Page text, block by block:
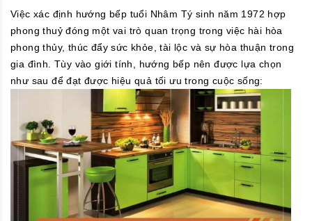
Việc xác định hướng bếp tuổi Nhâm Tý sinh năm 1972 hợp
phong thuỷ đóng một vai trò quan trọng trong việc hài hòa
phong thủy, thúc đẩy sức khỏe, tài lộc và sự hòa thuận trong
gia đình. Tùy vào giới tính, hướng bếp nên được lựa chọn
như sau để đạt được hiệu quả tối ưu trong cuộc sống: